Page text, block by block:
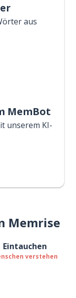
aus
MemBot
unserem KI-
Memrise
Eintauchen
verstehen